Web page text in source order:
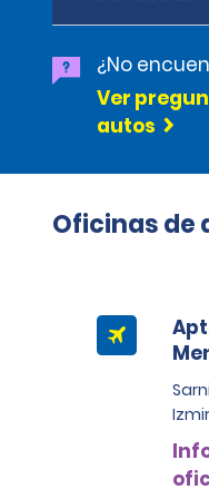
¿No
Ver
autos
Oficinas de